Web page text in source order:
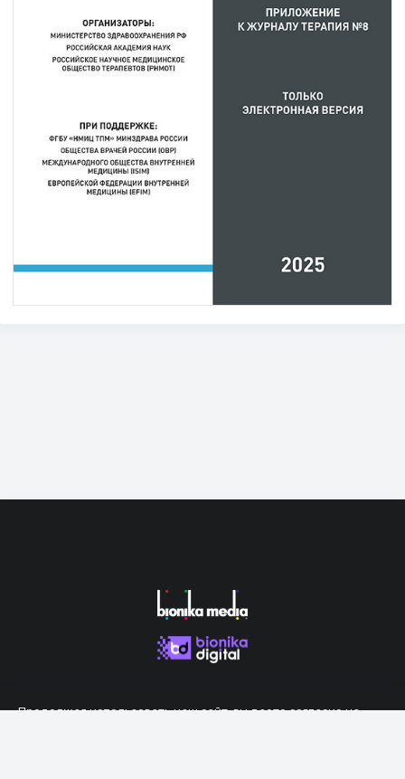
Продолжая использовать наш сайт, вы даете согласие на